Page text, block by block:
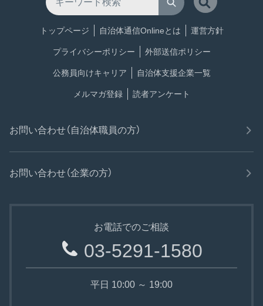
トップページ 自治体通信Onlineとは 運営方針
プライバシーポリシー 外部送信ポリシー
公務員向けキャリア 自治体支援企業一覧
メルマガ登録 読者アンケート
お問い合わせ（自治体職員の方）
お問い合わせ（企業の方）
お電話でのご相談
03-5291-1580
平日 10:00 ～ 19:00